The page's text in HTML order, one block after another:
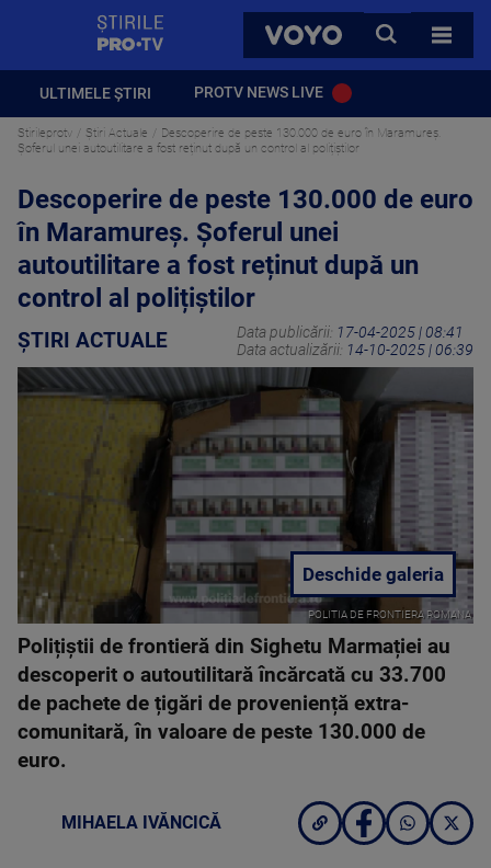
VOYO
CAUTA
TOATE
ULTIMELE ȘTIRI PROTV NEWS LIVE
Stirileprotv Știri Actuale
Descoperire de peste 130.000 de euro în Maramureș.
Șoferul unei autoutilitare a fost reținut după un control al polițiștilor
Descoperire de peste 130.000 de euro
în Maramureș. Șoferul unei
autoutilitare a fost reținut după un
control al polițiștilor
ȘTIRI ACTUALE Data publicării: 17-04-2025 | 08:41
Data actualizării: 14-10-2025 | 06:39
POLITIA DE FRONTIERA ROMANA
Deschide galeria
Polițiștii de frontieră din Sighetu Marmației au
descoperit o autoutilitară încărcată cu 33.700
de pachete de țigări de proveniență extra-
comunitară, în valoare de peste 130.000 de
euro.
MIHAELA IVĂNCICĂ